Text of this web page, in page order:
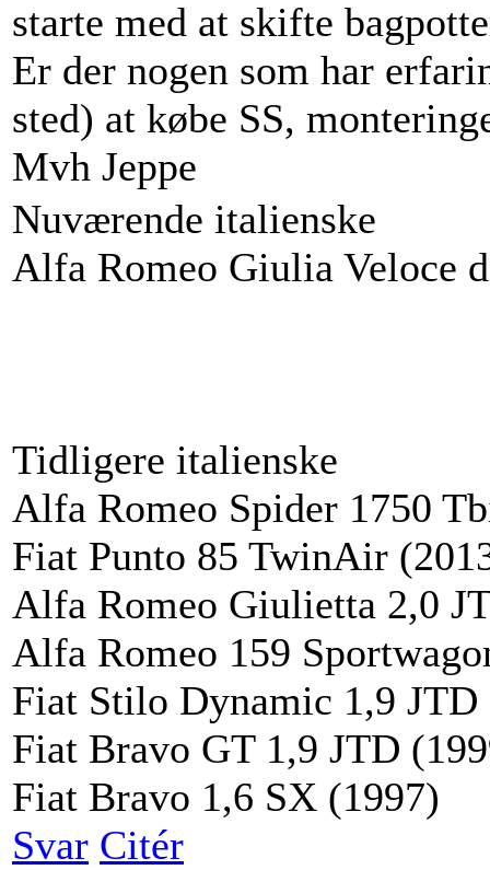
starte med at skifte
Er der nogen som har
sted) at købe SS,
Mvh Jeppe
Nuværende italienske
Alfa Romeo Giulia Veloce
Tidligere italienske
Alfa Romeo Spider 1750
Fiat Punto 85 TwinAir
Alfa Romeo Giulietta 2,0
Alfa Romeo 159
Fiat Stilo Dynamic 1,9 JTD
Fiat Bravo GT 1,9 JTD
Fiat Bravo 1,6 SX (1997)
Svar Citér